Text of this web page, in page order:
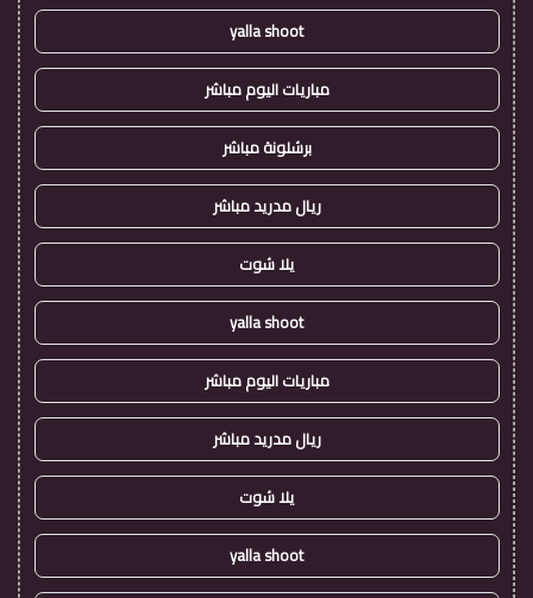
yalla shoot
مباريات اليوم مباشر
برشلونة مباشر
ريال مدريد مباشر
يلا شوت
yalla shoot
مباريات اليوم مباشر
ريال مدريد مباشر
يلا شوت
yalla shoot